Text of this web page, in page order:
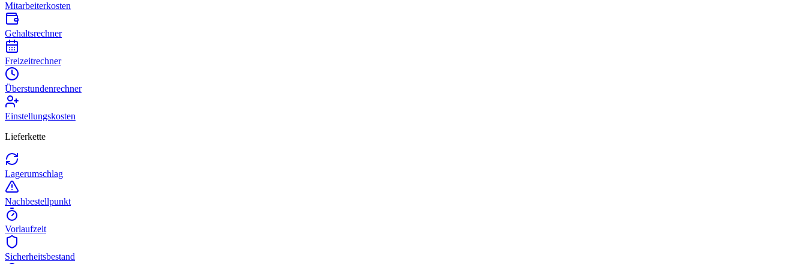
Mitarbeiterkosten
Gehaltsrechner
Freizeitrechner
Überstundenrechner
Einstellungskosten
Lieferkette
Lagerumschlag
Nachbestellpunkt
Vorlaufzeit
Sicherheitsbestand